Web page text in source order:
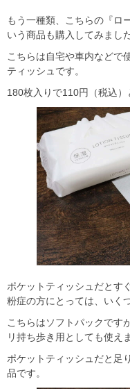
もう一種類、こちらの『
いう商品も購入してみました
こちらは自宅や車内などで
ティッシュです。
180枚入りで110円（税込）
ポケットティッシュだとす
粉症の方にとっては、いく
こちらはソフトパックです
リ持ち歩き用としても使え
ポケットティッシュだと足
品です。